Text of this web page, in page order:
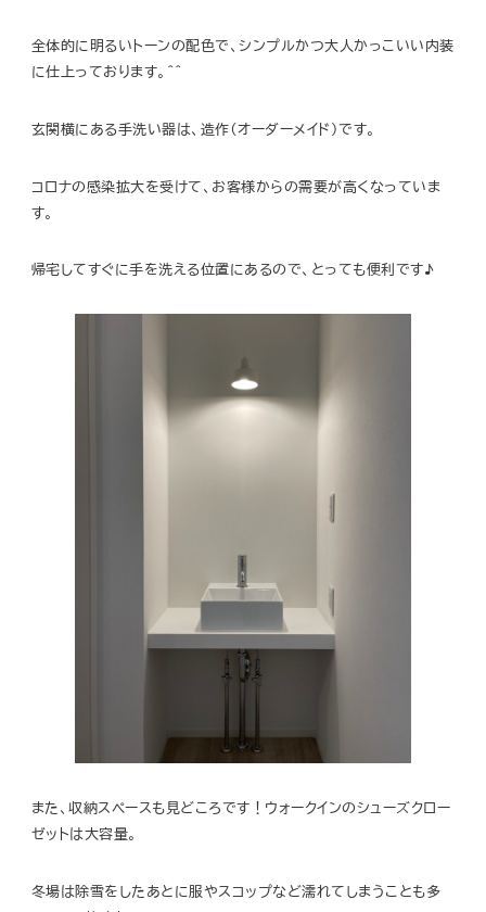
全体的に明るいトーンの配色で、シンプルかつ大人かっこいい内装
に仕上っております。＾＾
玄関横にある手洗い器は、造作（オーダーメイド）です。
コロナの感染拡大を受けて、お客様からの需要が高くなっていま
す。
帰宅してすぐに手を洗える位置にあるので、とっても便利です♪
また、収納スペースも見どころです！ウォークインのシューズクロー
ゼットは大容量。
冬場は除雪をしたあとに服やスコップなど濡れてしまうことも多